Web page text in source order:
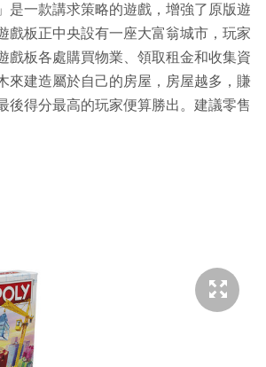
是一款講求策略的遊戲，增強了原版遊
戲板正中央設有一座大富翁城市，玩家
戲板各處購買物業、領取租金和收集資
來建造屬於自己的房屋，房屋越多，賺
後得分最高的玩家便算勝出。建議零售